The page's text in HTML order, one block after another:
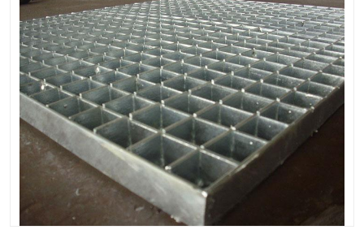
栏杆 钢格栅
齿形钢格板 钢格板
热镀锌钢格板 复合钢格板
钢格栅踏步板 插接钢格板
整流格栅